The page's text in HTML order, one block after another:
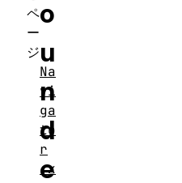
o
u
n
d
e
ペ
ー
ジ
Na
vi
ga
to
r
.x